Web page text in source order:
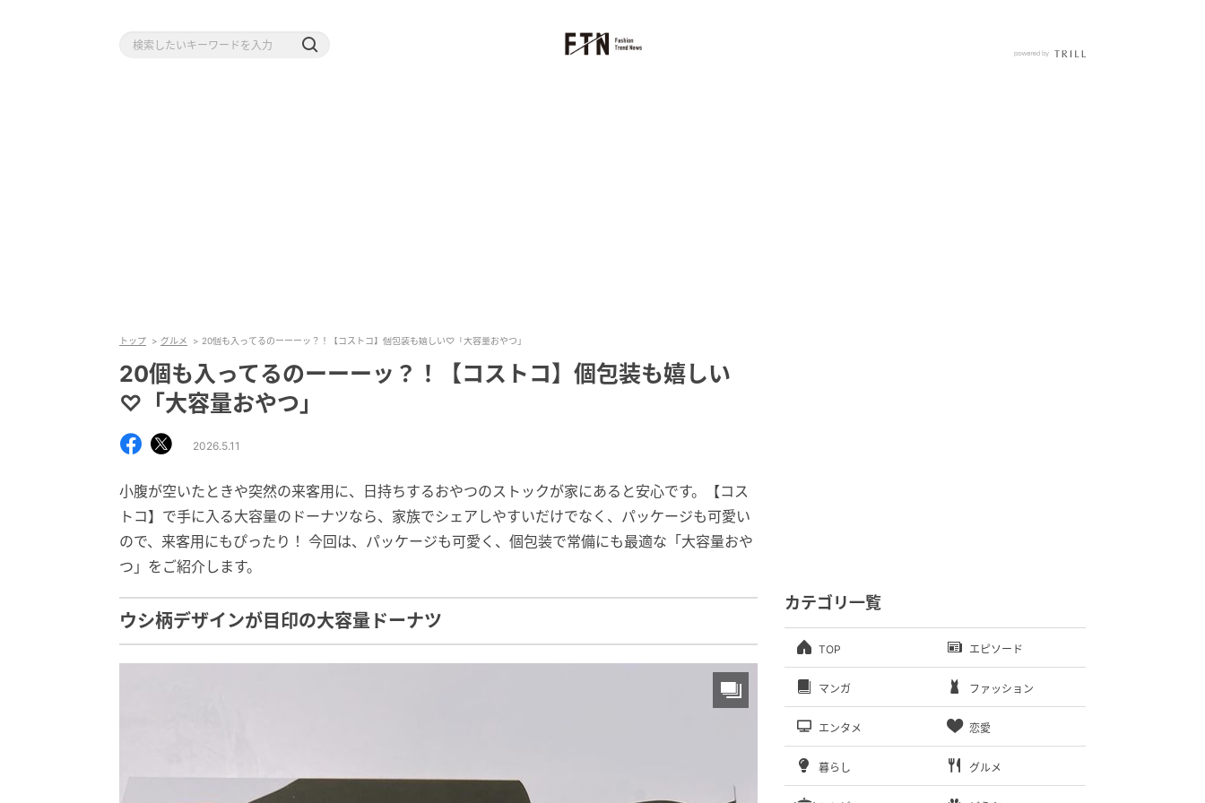
トップ グルメ 20個も入ってるのーーーッ？！【コストコ】個包装も嬉しい♡「大容量おやつ」
20個も入ってるのーーーッ？！【コストコ】個包装も嬉しい
♡「大容量おやつ」
2026.5.11
小腹が空いたときや突然の来客用に、日持ちするおやつのストックが家にあると安心です。【コス
トコ】で手に入る大容量のドーナツなら、家族でシェアしやすいだけでなく、パッケージも可愛い
ので、来客用にもぴったり！ 今回は、パッケージも可愛く、個包装で常備にも最適な「大容量おや
つ」をご紹介します。
ウシ柄デザインが目印の大容量ドーナツ
カテゴリ一覧
TOP エピソード
マンガ ファッション
エンタメ 恋愛
暮らし グルメ